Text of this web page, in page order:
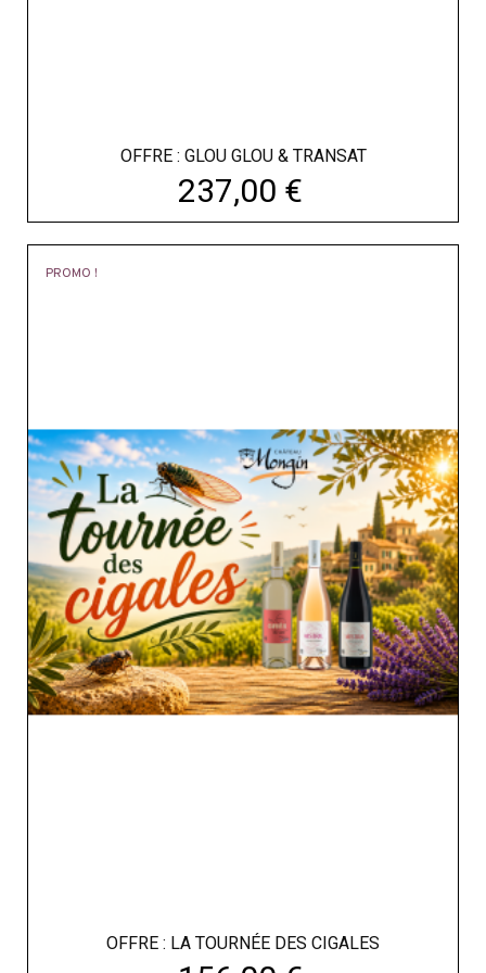
OFFRE : GLOU GLOU & TRANSAT
Prix
237,00 €
PROMO !
OFFRE : LA TOURNÉE DES CIGALES